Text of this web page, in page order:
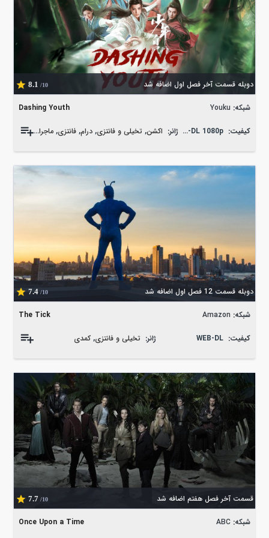
دوبله قسمت آخر فصل اول اضافه شد 8.1 /10
Dashing Youth شبکه: Youku
کیفیت: WEB-DL 1080p ژانر: اکشن, تخیلی و فانتزی, درام, فانتزی, ماجراجویی
دوبله قسمت 12 فصل اول اضافه شد 7.4 /10
The Tick شبکه: Amazon
کیفیت: WEB-DL ژانر: تخیلی و فانتزی, کمدی
قسمت آخر فصل هفتم اضافه شد 7.7 /10
Once Upon a Time شبکه: ABC